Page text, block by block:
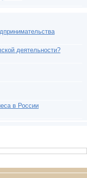
деятельности?
в России